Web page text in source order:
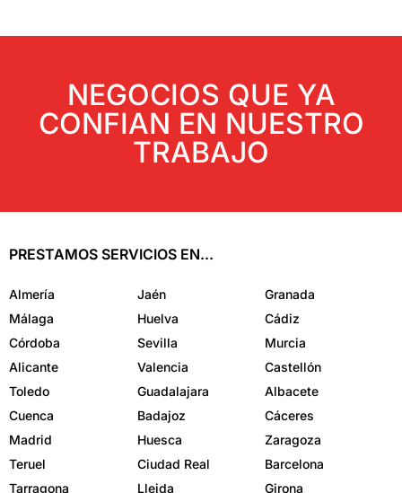
NEGOCIOS QUE YA
CONFIAN EN NUESTRO
TRABAJO
PRESTAMOS SERVICIOS EN...
Almería Jaén
Granada
Málaga
Huelva
Cádiz
Córdoba
Sevilla
Murcia
Alicante
Valencia
Castellón
Toledo
Guadalajara
Albacete
Cuenca
Badajoz
Cáceres
Madrid
Huesca
Zaragoza
Teruel
Ciudad Real
Barcelona
Tarragona
Lleida
Girona